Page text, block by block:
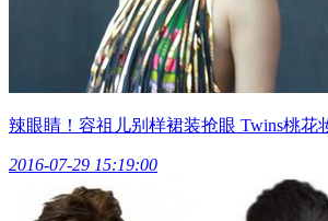
辣眼睛！容祖儿别样裙装抢眼 Twins桃花
2016-07-29 15:19:00